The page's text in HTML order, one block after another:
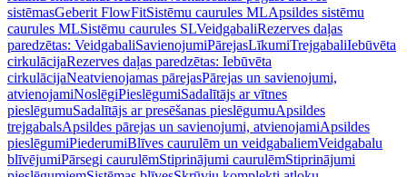
sistēmasGeberit FlowFitSistēmu caurules MLApsildes sistēmu
caurules MLSistēmu caurules SLVeidgabaliRezerves daļas
paredzētas: VeidgabaliSavienojumiPārejasLīkumiTrejgabaliIebūvēta
cirkulācijaRezerves daļas paredzētas: Iebūvēta
cirkulācijaNeatvienojamas pārejasPārejas un savienojumi,
atvienojamiNoslēgiPieslēgumiSadalītājs ar vītnes
pieslēgumuSadalītājs ar presēšanas pieslēgumuApsildes
trejgabalsApsildes pārejas un savienojumi, atvienojamiApsildes
pieslēgumiPiederumiBlīves caurulēm un veidgabaliemVeidgabalu
blīvējumiPārsegi caurulēmStiprinājumi caurulēmStiprinājumi